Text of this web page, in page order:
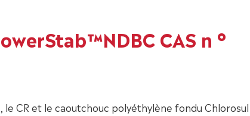
CAS n °
CR et le caoutchouc polyéthylène fondu Chlorosul